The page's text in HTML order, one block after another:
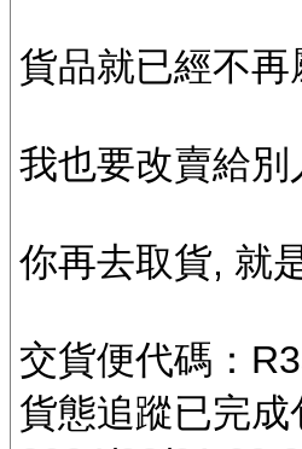
貨品就已經不再
我也要改賣給別
你再去取貨, 就
交貨便代碼：
貨態追蹤已完